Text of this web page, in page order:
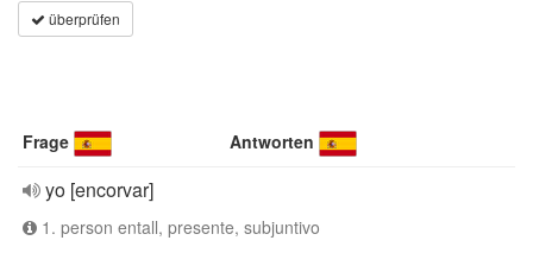
überprüfen
Frage Antworten
yo [encorvar]
1. person entall, presente, subjuntivo